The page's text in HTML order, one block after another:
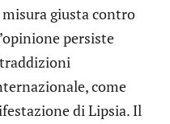
misura giusta contro
persiste
come
di Lipsia. Il